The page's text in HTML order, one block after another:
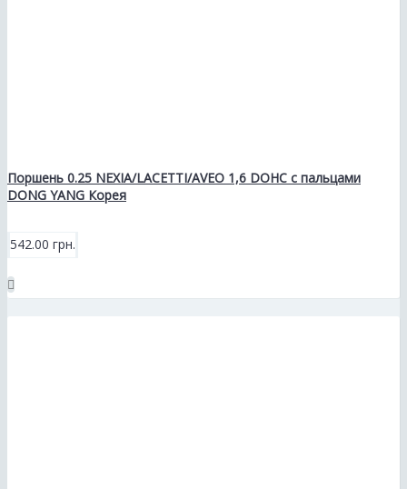
Поршень 0.25 NEXIA/LACETTI/AVEO 1,6 DOHC с пальцами
DONG YANG Корея
542.00 грн.